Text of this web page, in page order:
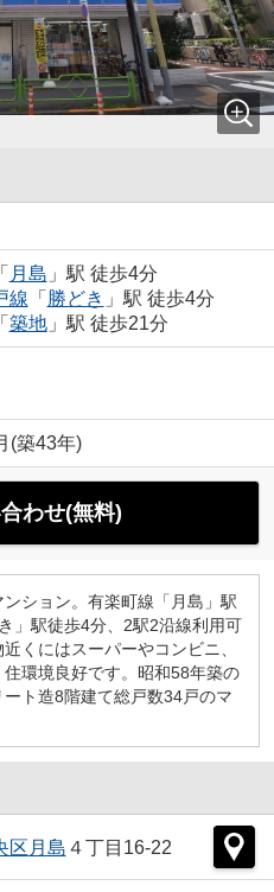
「 月島 」駅 徒歩4分
線 「 勝どき 」駅 徒歩4分
「 築地」駅 徒歩21分
(築43年)
わせ(無料)
ション。有楽町線「月島」駅
」駅徒歩4分、2駅2沿線利用可
くにはスーパーやコンビニ、
環境良好です。昭和58年築の
ト造8階建て総戸数34戸のマ
区 月島 ４丁目16-22